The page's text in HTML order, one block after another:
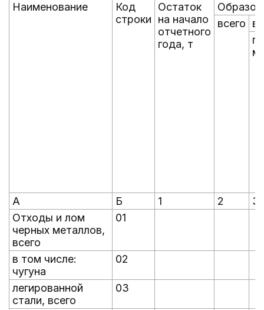
Наименование
Код
строки
Остаток
на начало
отчетного
года, т
всего
в
А Б 1 2
3
Отходы и лом
черных металлов,
всего
01
в том числе:
чугуна
02
легированной
стали, всего
03